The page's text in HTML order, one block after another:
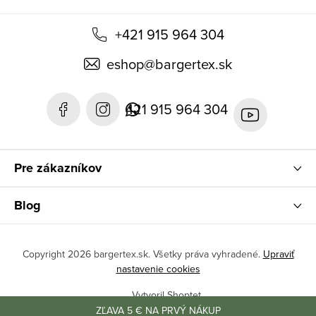
+421 915 964 304
eshop@bargertex.sk
421 915 964 304
Pre zákazníkov
Blog
Vytvoril Shoptet
Copyright 2026 bargertex.sk. Všetky práva vyhradené. Upraviť
nastavenie cookies
ZĽAVA 5 € NA PRVÝ NÁKUP